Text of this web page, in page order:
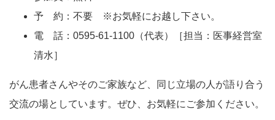
予 約：不要 ※お気軽にお越し下さい。
電 話：0595-61-1100（代表）［担当：医事経営室
清水］
がん患者さんやそのご家族など、同じ立場の人が語り合う
交流の場としています。ぜひ、お気軽にご参加ください。